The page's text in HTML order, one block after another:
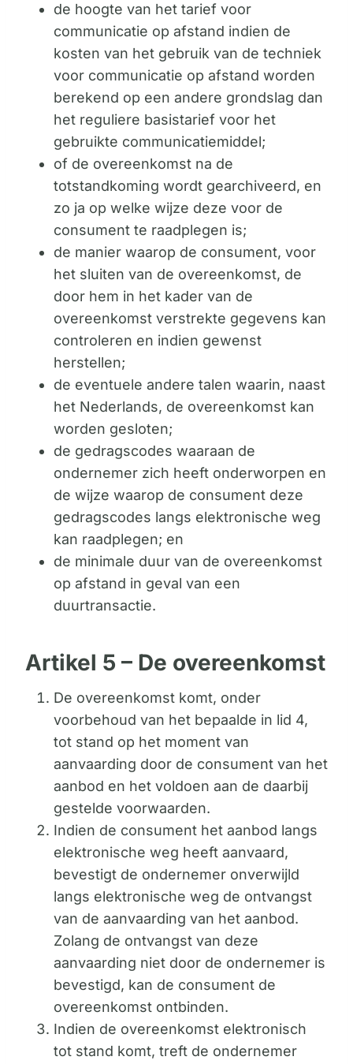
de hoogte van het tarief voor
communicatie op afstand indien de
kosten van het gebruik van de techniek
voor communicatie op afstand worden
berekend op een andere grondslag dan
het reguliere basistarief voor het
gebruikte communicatiemiddel;
of de overeenkomst na de
totstandkoming wordt gearchiveerd, en
zo ja op welke wijze deze voor de
consument te raadplegen is;
de manier waarop de consument, voor
het sluiten van de overeenkomst, de
door hem in het kader van de
overeenkomst verstrekte gegevens kan
controleren en indien gewenst
herstellen;
de eventuele andere talen waarin, naast
het Nederlands, de overeenkomst kan
worden gesloten;
de gedragscodes waaraan de
ondernemer zich heeft onderworpen en
de wijze waarop de consument deze
gedragscodes langs elektronische weg
kan raadplegen; en
de minimale duur van de overeenkomst
op afstand in geval van een
duurtransactie.
Artikel 5 – De overeenkomst
De overeenkomst komt, onder
voorbehoud van het bepaalde in lid 4,
tot stand op het moment van
aanvaarding door de consument van het
aanbod en het voldoen aan de daarbij
gestelde voorwaarden.
Indien de consument het aanbod langs
elektronische weg heeft aanvaard,
bevestigt de ondernemer onverwijld
langs elektronische weg de ontvangst
van de aanvaarding van het aanbod.
Zolang de ontvangst van deze
aanvaarding niet door de ondernemer is
bevestigd, kan de consument de
overeenkomst ontbinden.
Indien de overeenkomst elektronisch
tot stand komt, treft de ondernemer